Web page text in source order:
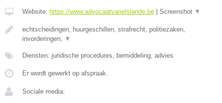
Website: https://www.advocaatvanelslande.be Screenshot ▼
echtscheidingen, huurgeschillen, strafrecht, politiezaken,
invorderingen,
▼
Diensten: juridische procedures, bemiddeling, advies
Er wordt gewerkt op afspraak.
Sociale media: